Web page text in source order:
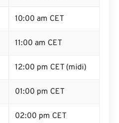
10:00 am CET
11:00 am CET
12:00 pm CET (midi)
01:00 pm CET
02:00 pm CET